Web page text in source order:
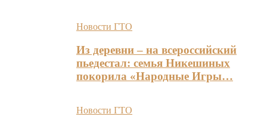
Новости ГТО
Из деревни – на всероссийский
пьедестал: семья Никешиных
покорила «Народные Игры…
Новости ГТО